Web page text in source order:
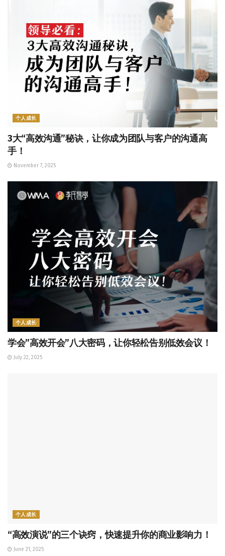
个人成长
3大“高效沟通”秘诀，让你成为团队与客户的沟通高
手！
November 7, 2025
个人成长
学会”高效开会”八大密码，让你轻松告别低效会议！
July 22, 2025
个人成长
“高效演说”的三个诀窍，快速提升你的商业影响力！
June 21, 2025